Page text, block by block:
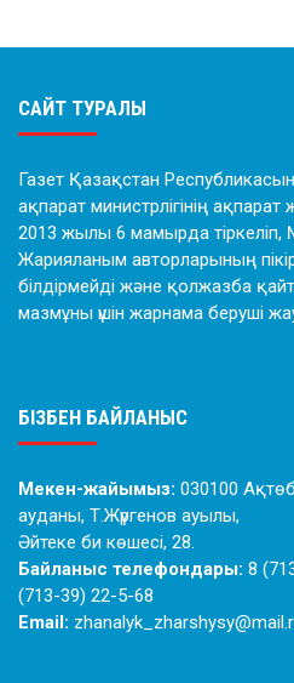
САЙТ ТУРАЛЫ
Газет Қазақстан
ақпарат министрлігінің ақпарат
2013 жылы 6 мамырда тіркеліп,
Жарияланым авторларының
білдірмейді және қолжазба
мазмұны үшін жарнама беруші
БІЗБЕН БАЙЛАНЫС
Мекен-жайымыз: 030100
ауданы, Т.Жүргенов ауылы,
Әйтеке би көшесі, 28.
Байланыс телефондары: 8
(713-39) 22-5-68
Email: